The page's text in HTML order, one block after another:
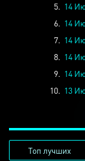
5. 14
6. 14
7. 14
8. 14
9. 14
10. 13
Топ лучших